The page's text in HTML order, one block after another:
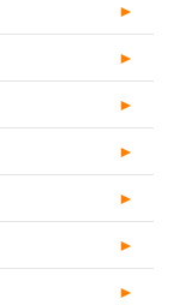
►
►
►
►
►
►
►